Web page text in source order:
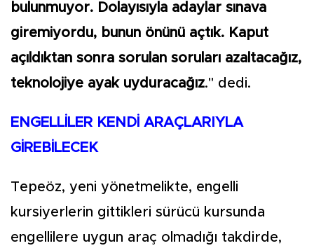
bulunmuyor. Dolayısıyla adaylar sınava
giremiyordu, bunun önünü açtık. Kaput
açıldıktan sonra sorulan soruları azaltacağız,
teknolojiye ayak uyduracağız." dedi.
ENGELLİLER KENDİ ARAÇLARIYLA
GİREBİLECEK
Tepeöz, yeni yönetmelikte, engelli
kursiyerlerin gittikleri sürücü kursunda
engellilere uygun araç olmadığı takdirde,